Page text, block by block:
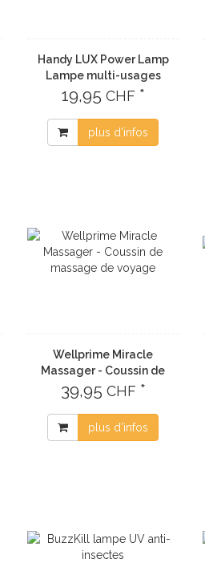
Handy LUX Power Lamp
Lampe multi-usages
19,95 CHF *
plus d'infos
Wellprime Miracle
Massager - Coussin de
massage de voyage
39,95 CHF *
plus d'infos